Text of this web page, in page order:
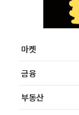
마켓
금융
부동산